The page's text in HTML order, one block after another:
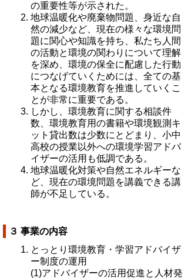
の重要性等が示された。
地球温暖化や廃棄物問題、身近な自
然の減少など、現在の様々な環境問
題に関心や知識を持ち、私たち人間
の活動と環境の関わりについて理解
を深め、環境の保全に配慮した行動
につなげていくためには、全ての基
本となる環境教育を推進していくこ
とが非常に重要である。
しかし、環境教育に関する相談件
数、環境教育用の書籍や環境観測キ
ット貸出数は少数にとどまり、小中
高校の授業以外への環境学習アドバ
イザーの活用も低調である。
地球温暖化対策や自然エネルギーな
ど、現在の環境問題を講義できる講
師が不足している。
３ 事業の内容
とっとり環境教育・学習アドバイザ
ー制度の運用
(1)アドバイザーの活用促進と人材発